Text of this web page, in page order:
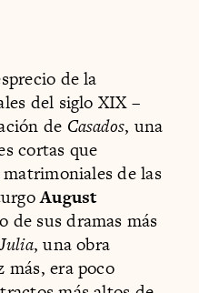
de la
del siglo XIX –
de Casados, una
cortas que
de las
August
de sus dramas más
, una obra
más, era poco